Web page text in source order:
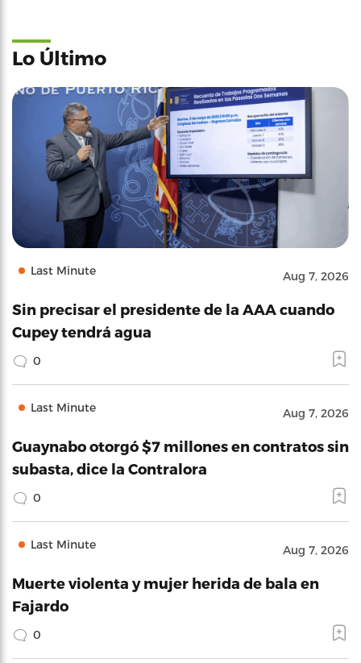
Lo Último
Last Minute Aug 7, 2026
Sin precisar el presidente de la AAA cuando
Cupey tendrá agua
0
Last Minute Aug 7, 2026
Guaynabo otorgó $7 millones en contratos sin
subasta, dice la Contralora
0
Last Minute Aug 7, 2026
Muerte violenta y mujer herida de bala en
Fajardo
0